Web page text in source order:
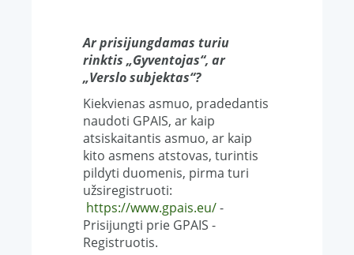
Ar prisijungdamas turiu
rinktis „Gyventojas“, ar
„Verslo subjektas“?
Kiekvienas asmuo, pradedantis
naudoti GPAIS, ar kaip
atsiskaitantis asmuo, ar kaip
kito asmens atstovas, turintis
pildyti duomenis, pirma turi
užsiregistruoti:
https://www.gpais.eu/-
Prisijungti prie GPAIS -
Registruotis.